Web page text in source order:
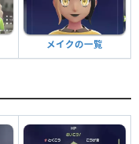
メイクの一覧